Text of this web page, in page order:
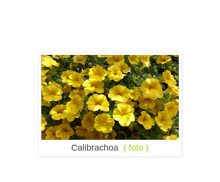
Calibrachoa ( foto )